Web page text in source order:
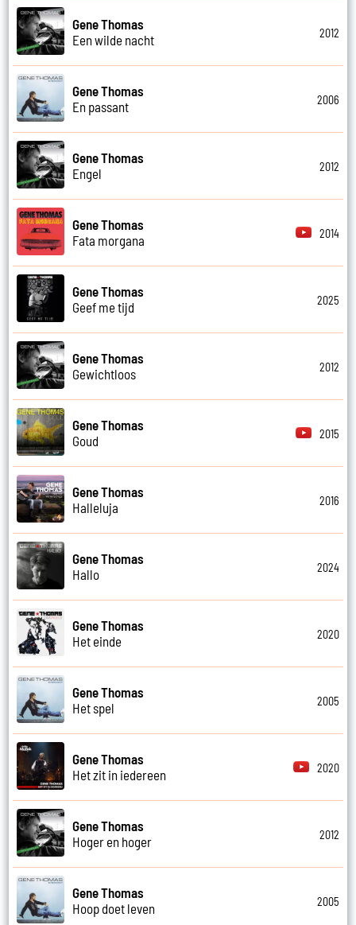
Gene Thomas
Een wilde nacht
2012
Gene Thomas
En passant
2006
Gene Thomas
Engel
2012
Gene Thomas
Fata morgana
2014
Gene Thomas
Geef me tijd
2025
Gene Thomas
Gewichtloos
2012
Gene Thomas
Goud
2015
Gene Thomas
Halleluja
2016
Gene Thomas
Hallo
2024
Gene Thomas
Het einde
2020
Gene Thomas
Het spel
2005
Gene Thomas
Het zit in iedereen
2020
Gene Thomas
Hoger en hoger
2012
Gene Thomas
Hoop doet leven
2005